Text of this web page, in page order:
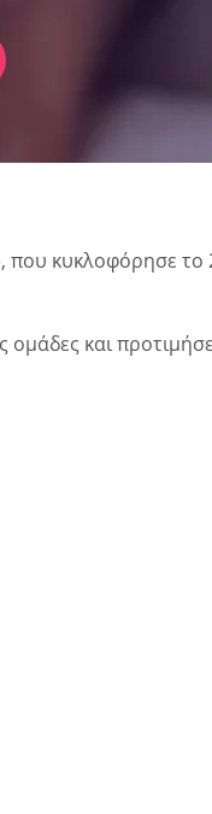
κυκλοφόρησε το
ομάδες και